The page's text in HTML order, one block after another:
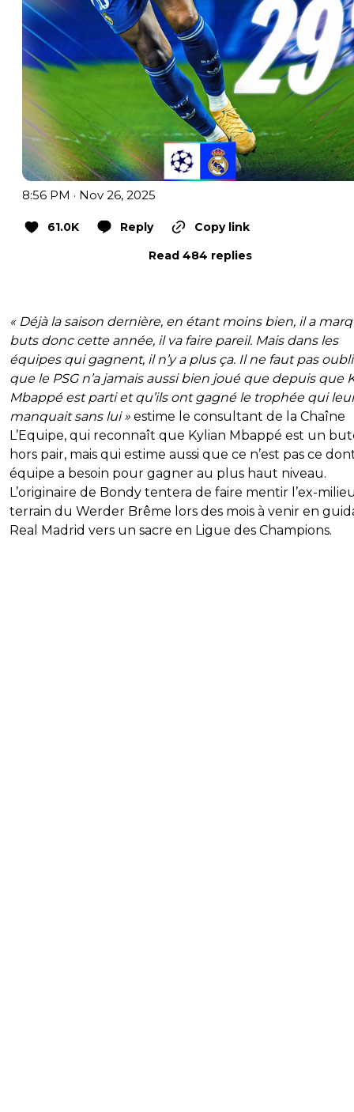
8:56 PM · Nov 26, 2025
61.0K Reply
Copy link
Read 484 replies
« Déjà la saison dernière, en étant moins bien, il a
buts donc cette année, il va faire pareil. Mais dans les
équipes qui gagnent, il n’y a plus ça. Il ne faut pas
que le PSG n’a jamais aussi bien joué que depuis que
Mbappé est parti et qu’ils ont gagné le trophée qui
manquait sans lui » estime le consultant de la Chaîne
L’Equipe, qui reconnaît que Kylian Mbappé est un
hors pair, mais qui estime aussi que ce n’est pas ce
équipe a besoin pour gagner au plus haut niveau.
L’originaire de Bondy tentera de faire mentir l’ex-
terrain du Werder Brême lors des mois à venir en
Real Madrid vers un sacre en Ligue des Champions.